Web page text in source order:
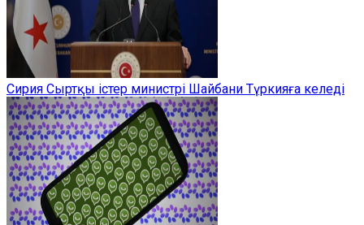
Сирия Сыртқы істер министрі Шайбани Түркияға келеді